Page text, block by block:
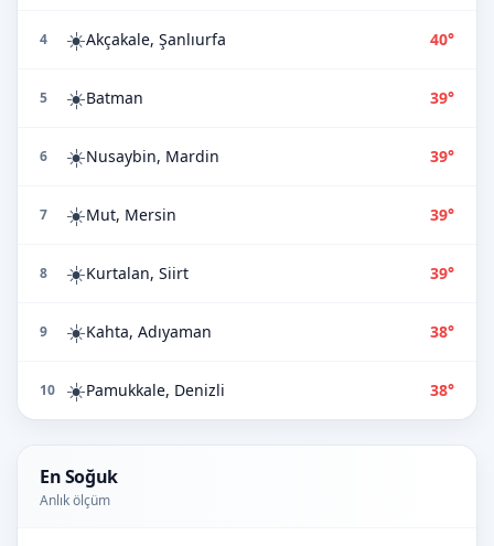
4 ☀️Akçakale, Şanlıurfa 40°
5 ☀️Batman 39°
6 ☀️Nusaybin, Mardin 39°
7 ☀️Mut, Mersin 39°
8 ☀️Kurtalan, Siirt 39°
9 ☀️Kahta, Adıyaman 38°
10 ☀️Pamukkale, Denizli 38°
En Soğuk
Anlık ölçüm